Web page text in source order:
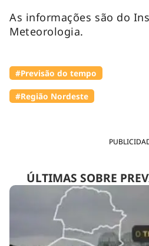
ÚLTIMAS SOBRE
As informações são do
Meteorologia.
#Previsão do tempo
#Região Nordeste